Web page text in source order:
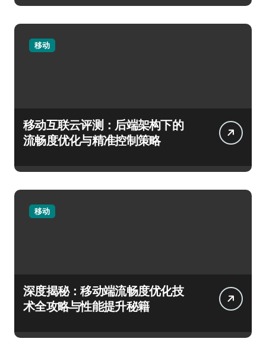
移动
移动互联云评测：后端架构下的
流畅度优化与精准控制策略
移动
深度揭秘：移动端流畅度优化技
术全攻略与性能提升秘籍